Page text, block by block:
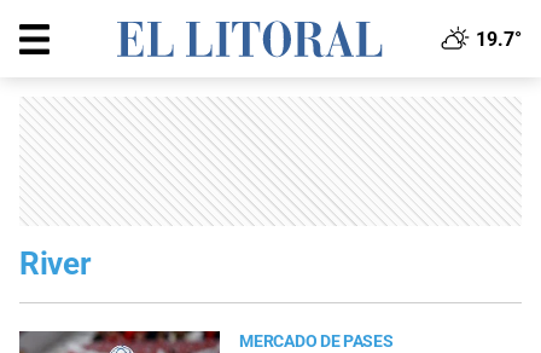
19.7°
River
MERCADO DE PASES